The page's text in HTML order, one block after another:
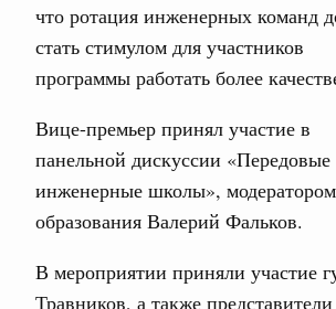
что ротация инженерных команд
стать стимулом для участников
программы работать более
Вице-премьер принял участие в
панельной дискуссии «Передовые
инженерные школы»,
образования Валерий Фальков.
В мероприятии приняли участие
Травников, а также
расширило перечень
от НДФЛ
Отрасль информационных технологий
дал поручения по
«Цифровая индустрия
Спорт высших достижений и массовый